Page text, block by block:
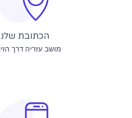
הכתובת
מושב עזריה דרך הזית